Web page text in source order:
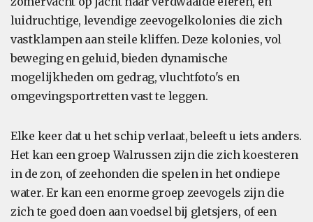
luidruchtige, levendige zeevogelkolonies die zich
vastklampen aan steile kliffen. Deze kolonies, vol
beweging en geluid, bieden dynamische
mogelijkheden om gedrag, vluchtfoto's en
omgevingsportretten vast te leggen.
Elke keer dat u het schip verlaat, beleeft u iets anders.
Het kan een groep Walrussen zijn die zich koesteren
in de zon, of zeehonden die spelen in het ondiepe
water. Er kan een enorme groep zeevogels zijn die
zich te goed doen aan voedsel bij gletsjers, of een